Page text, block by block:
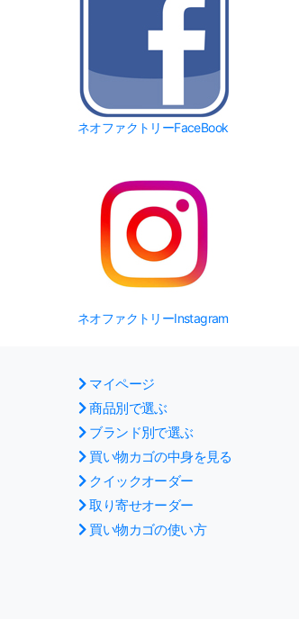
ネオファクトリーFaceBook
ネオファクトリーInstagram
マイページ
商品別で選ぶ
ブランド別で選ぶ
買い物カゴの中身を見る
クイックオーダー
取り寄せオーダー
買い物カゴの使い方